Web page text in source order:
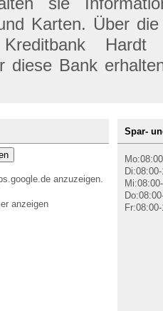
Karten. Über
Hardt
diese Bank
anzuzeigen.
anzeigen
Spar-